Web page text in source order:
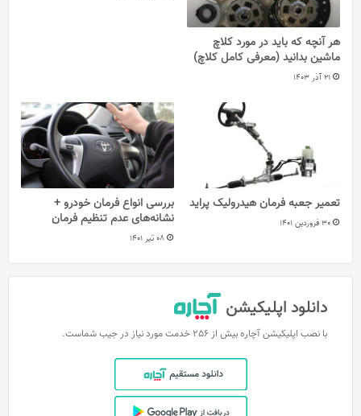
هر آنچه که باید در مورد کلاچ
ماشین بدانید (معرفی کامل کلاچ)
21 آذر 1403
تعمیر جعبه فرمان هیدرولیک پراید
30 فروردین 1401
بررسی انواع فرمان خودرو +
نشانه‌های عدم تنظیم فرمان
08 تیر 1401
دانلود اپلیکیشن
با نصب اپلیکیشن آچاره بیش از 256 خدمت مورد نیاز در جیب شماست.